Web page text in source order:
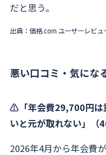
だと思う。
出典：価格.com ユーザーレビュ
悪い口コミ・気にな
⚠️「年会費29,700円は
いと元が取れない」（
2026年4月から年会費